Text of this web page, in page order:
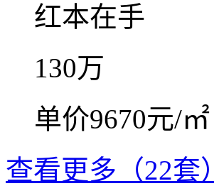
红本在手
130万
单价9670元/㎡
查看更多（22套）